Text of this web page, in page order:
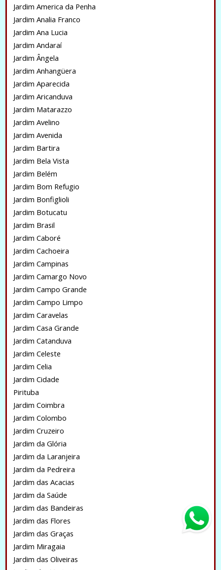
Jardim America da Penha
Jardim Analia Franco
Jardim Ana Lucia
Jardim Andaraí
Jardim Ângela
Jardim Anhangüera
Jardim Aparecida
Jardim Aricanduva
Jardim Matarazzo
Jardim Avelino
Jardim Avenida
Jardim Bartira
Jardim Bela Vista
Jardim Belém
Jardim Bom Refugio
Jardim Bonfiglioli
Jardim Botucatu
Jardim Brasil
Jardim Caboré
Jardim Cachoeira
Jardim Campinas
Jardim Camargo Novo
Jardim Campo Grande
Jardim Campo Limpo
Jardim Caravelas
Jardim Casa Grande
Jardim Catanduva
Jardim Celeste
Jardim Celia
Jardim Cidade
Pirituba
Jardim Coimbra
Jardim Colombo
Jardim Cruzeiro
Jardim da Glória
Jardim da Laranjeira
Jardim da Pedreira
Jardim das Acacias
Jardim da Saúde
Jardim das Bandeiras
Jardim das Flores
Jardim das Graças
Jardim Miragaia
Jardim das Oliveiras